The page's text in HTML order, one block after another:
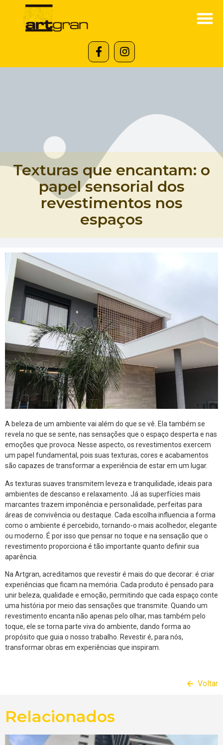
Texturas que encantam: o
papel sensorial dos
revestimentos nos
espaços
A beleza de um ambiente vai além do que se vê. Ela também se
revela no que se sente, nas sensações que o espaço desperta e nas
emoções que provoca. Nesse aspecto, os revestimentos exercem
um papel fundamental, pois suas texturas, cores e acabamentos
são capazes de transformar a experiência de estar em um lugar.
As texturas suaves transmitem leveza e tranquilidade, ideais para
ambientes de descanso e relaxamento. Já as superfícies mais
marcantes trazem imponência e personalidade, perfeitas para
áreas de convivência ou destaque. Cada escolha influencia a forma
como o ambiente é percebido, tornando-o mais acolhedor, elegante
ou moderno. É por isso que pensar no toque e na sensação que o
revestimento proporciona é tão importante quanto definir sua
aparência.
Na Artgran, acreditamos que revestir é mais do que decorar: é criar
experiências que ficam na memória. Cada produto é pensado para
unir beleza, qualidade e emoção, permitindo que cada espaço conte
uma história por meio das sensações que transmite. Quando um
revestimento encanta não apenas pelo olhar, mas também pelo
toque, ele se torna parte viva do ambiente, dando forma ao
propósito que guia o nosso trabalho. Revestir é, para nós,
transformar obras em experiências que inspiram.
Voltar
Relacionados